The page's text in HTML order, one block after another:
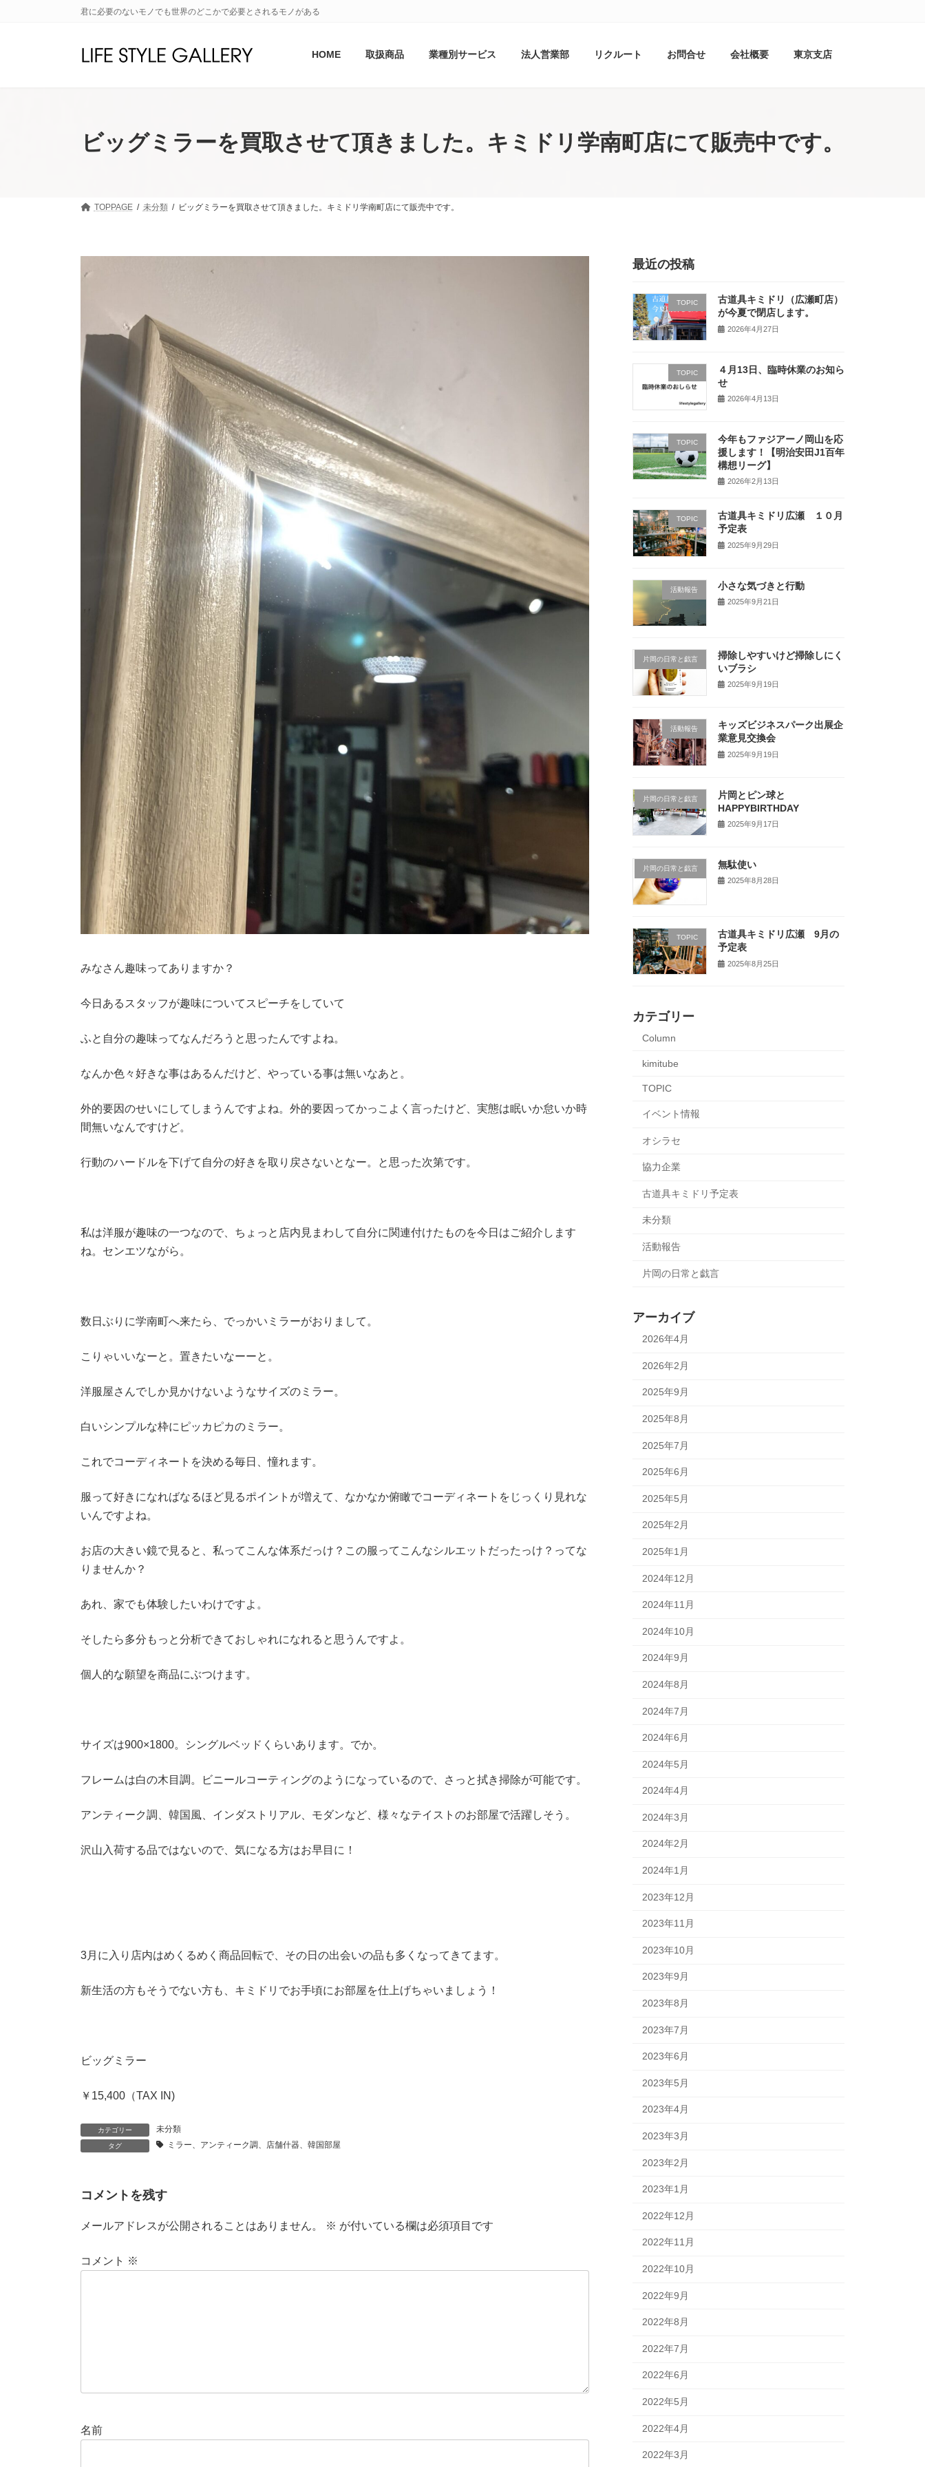
君に必要のないモノでも世界のどこかで必要とされるモノがある
HOME 取扱商品 業種別サービス 法人営業部 リクルート お問合せ 会社概要 東京支店
ビッグミラーを買取させて頂きました。キミドリ学南町店にて販売中です。
TOPPAGE 未分類 ビッグミラーを買取させて頂きました。キミドリ学南町店にて販売中です。
みなさん趣味ってありますか？
今日あるスタッフが趣味についてスピーチをしていて
ふと自分の趣味ってなんだろうと思ったんですよね。
なんか色々好きな事はあるんだけど、やっている事は無いなあと。
外的要因のせいにしてしまうんですよね。外的要因ってかっこよく言ったけど、実態は眠いか怠いか時
間無いなんですけど。
行動のハードルを下げて自分の好きを取り戻さないとなー。と思った次第です。
私は洋服が趣味の一つなので、ちょっと店内見まわして自分に関連付けたものを今日はご紹介します
ね。センエツながら。
数日ぶりに学南町へ来たら、でっかいミラーがおりまして。
こりゃいいなーと。置きたいなーーと。
洋服屋さんでしか見かけないようなサイズのミラー。
白いシンプルな枠にピッカピカのミラー。
これでコーディネートを決める毎日、憧れます。
服って好きになればなるほど見るポイントが増えて、なかなか俯瞰でコーディネートをじっくり見れな
いんですよね。
お店の大きい鏡で見ると、私ってこんな体系だっけ？この服ってこんなシルエットだったっけ？ってな
りませんか？
あれ、家でも体験したいわけですよ。
そしたら多分もっと分析できておしゃれになれると思うんですよ。
個人的な願望を商品にぶつけます。
サイズは900×1800。シングルベッドくらいあります。でか。
フレームは白の木目調。ビニールコーティングのようになっているので、さっと拭き掃除が可能です。
アンティーク調、韓国風、インダストリアル、モダンなど、様々なテイストのお部屋で活躍しそう。
沢山入荷する品ではないので、気になる方はお早目に！
3月に入り店内はめくるめく商品回転で、その日の出会いの品も多くなってきてます。
新生活の方もそうでない方も、キミドリでお手頃にお部屋を仕上げちゃいましょう！
ビッグミラー
￥15,400（TAX IN)
カテゴリー 未分類
タグ ミラー、アンティーク調、店舗什器、韓国部屋
コメントを残す
メールアドレスが公開されることはありません。 ※ が付いている欄は必須項目です
コメント ※
名前
最近の投稿
TOPIC
古道具キミドリ（広瀬町店）
が今夏で閉店します。
2026年4月27日
TOPIC
４月13日、臨時休業のお知ら
せ
2026年4月13日
TOPIC
今年もファジアーノ岡山を応
援します！【明治安田J1百年
構想リーグ】
2026年2月13日
TOPIC
古道具キミドリ広瀬 １０月
予定表
2025年9月29日
活動報告 小さな気づきと行動
2025年9月21日
片岡の日常と戯言
掃除しやすいけど掃除しにく
いブラシ
2025年9月19日
活動報告
キッズビジネスパーク出展企
業意見交換会
2025年9月19日
片岡の日常と戯言
片岡とピン球と
HAPPYBIRTHDAY
2025年9月17日
片岡の日常と戯言 無駄使い
2025年8月28日
TOPIC
古道具キミドリ広瀬 9月の
予定表
2025年8月25日
カテゴリー
Column
kimitube
TOPIC
イベント情報
オシラセ
協力企業
古道具キミドリ予定表
未分類
活動報告
片岡の日常と戯言
アーカイブ
2026年4月
2026年2月
2025年9月
2025年8月
2025年7月
2025年6月
2025年5月
2025年2月
2025年1月
2024年12月
2024年11月
2024年10月
2024年9月
2024年8月
2024年7月
2024年6月
2024年5月
2024年4月
2024年3月
2024年2月
2024年1月
2023年12月
2023年11月
2023年10月
2023年9月
2023年8月
2023年7月
2023年6月
2023年5月
2023年4月
2023年3月
2023年2月
2023年1月
2022年12月
2022年11月
2022年10月
2022年9月
2022年8月
2022年7月
2022年6月
2022年5月
2022年4月
2022年3月